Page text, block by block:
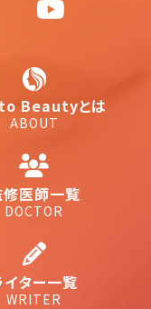
Beautyとは
ABOUT
修医師一覧
DOCTOR
イター一覧
WRITER